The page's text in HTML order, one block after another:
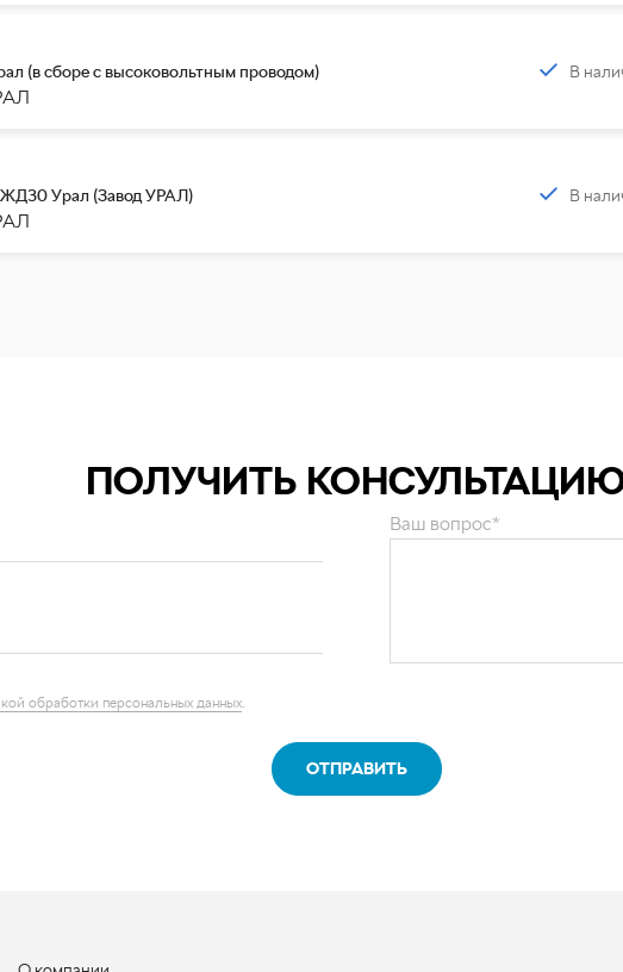
(в сборе с высоковольтным проводом) В
Урал (Завод УРАЛ) В
ПОЛУЧИТЬ
Ваш вопрос*